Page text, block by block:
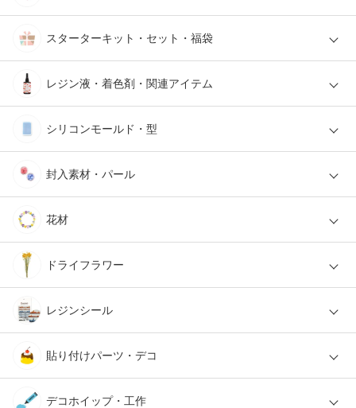
スターターキット・セット・福袋
レジン液・着色剤・関連アイテム
シリコンモールド・型
封入素材・パール
花材
ドライフラワー
レジンシール
貼り付けパーツ・デコ
デコホイップ・工作